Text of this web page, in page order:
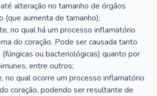
alteração no tamanho de órgãos
(que aumenta de tamanho);
no qual há um processo inflamatório
do coração. Pode ser causada tanto
ou bacteriológicas) quanto por
entre outros;
no qual ocorre um processo inflamatório
coração, podendo ser resultante de